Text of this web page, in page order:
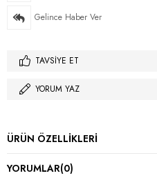
Gelince Haber Ver
TAVSIYE ET
YORUM YAZ
ÜRÜN ÖZELLIKLERI
YORUMLAR(0)